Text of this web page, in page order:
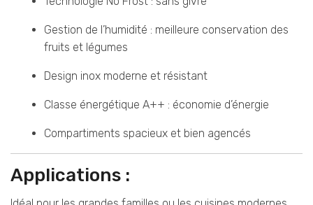
Gestion de l’humidité : meilleure conservation des
fruits et légumes
Design inox moderne et résistant
Classe énergétique A++ : économie d’énergie
Compartiments spacieux et bien agencés
Applications :